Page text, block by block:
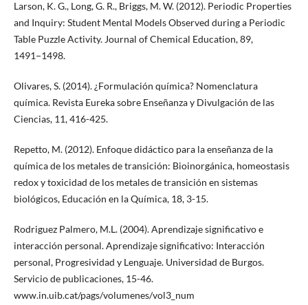
Larson, K. G., Long, G. R., Briggs, M. W. (2012). Periodic Properties
and Inquiry: Student Mental Models Observed during a Periodic
Table Puzzle Activity. Journal of Chemical Education, 89,
1491−1498.
Olivares, S. (2014). ¿Formulación química? Nomenclatura
química. Revista Eureka sobre Enseñanza y Divulgación de las
Ciencias, 11, 416-425.
Repetto, M. (2012). Enfoque didáctico para la enseñanza de la
química de los metales de transición: Bioinorgánica, homeostasis
redox y toxicidad de los metales de transición en sistemas
biológicos, Educación en la Química, 18, 3-15.
Rodriguez Palmero, M.L. (2004). Aprendizaje significativo e
interacción personal. Aprendizaje significativo: Interacción
personal, Progresividad y Lenguaje. Universidad de Burgos.
Servicio de publicaciones, 15-46.
www.in.uib.cat/pags/volumenes/vol3_num